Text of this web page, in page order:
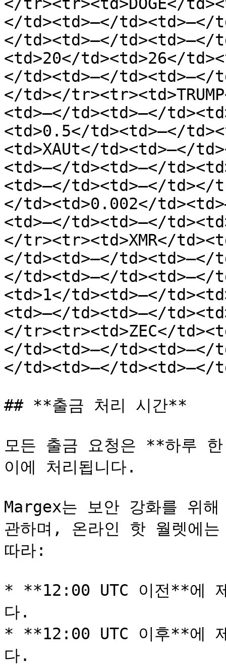
</td><td>—</td><td>—</
</td><td>—</td><td>—</
<td>20</td><td>26</
</td><td>—</td><td>—</
</td></
<td>—</td><td>—</
<td>0.5</td><td>—</
<td>XAUt</td><td>—</
<td>—</td><td>—</
<td>—</td><td>—</td></
</td><td>0.002</
<td>—</td><td>—</
</tr><tr><td>XMR</
</td><td>—</td><td>—</
</td><td>—</
<td>1</td><td>—</
<td>—</td><td>—</
</tr><tr><td>ZEC</
</td><td>—</td><td>—</
</td><td>—</
## **출금 처리 시간**
모든 출금 요청은 **하루
이에 처리됩니다.
Margex는 보안 강화를 위
관하며, 온라인 핫 월렛에
따라:
* **12:00 UTC 이전**에
다.
* **12:00 UTC 이후**에
다.